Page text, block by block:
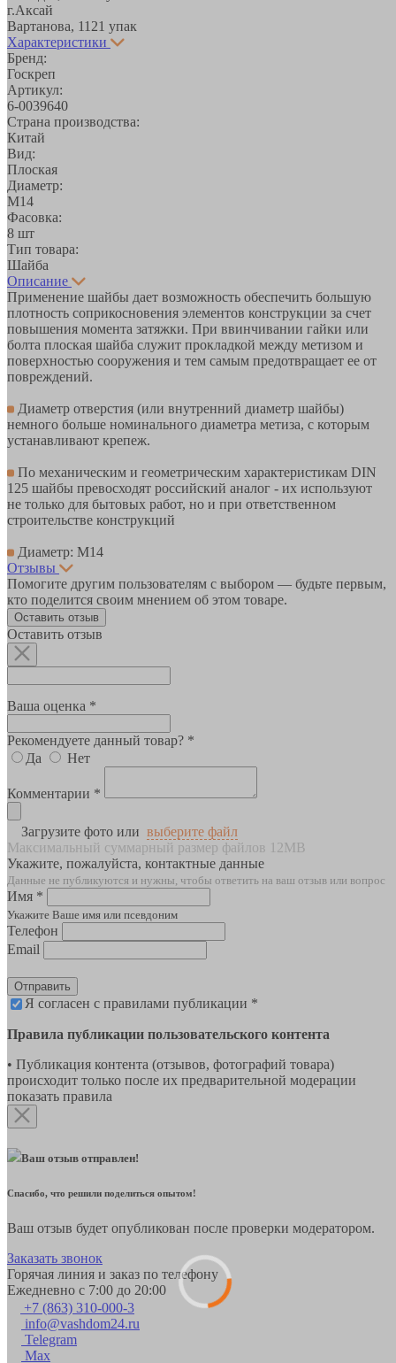
г.Аксай
Вартанова, 11 21 упак
Характеристики
Бренд:
Госкреп
Артикул:
6-0039640
Страна производства:
Китай
Вид:
Плоская
Диаметр:
М14
Фасовка:
8 шт
Тип товара:
Шайба
Описание
Применение шайбы дает возможность обеспечить большую
плотность соприкосновения элементов конструкции за счет
повышения момента затяжки. При ввинчивании гайки или
болта плоская шайба служит прокладкой между метизом и
поверхностью сооружения и тем самым предотвращает ее от
повреждений.
Диаметр отверстия (или внутренний диаметр шайбы)
немного больше номинального диаметра метиза, с которым
устанавливают крепеж.
По механическим и геометрическим характеристикам DIN
125 шайбы превосходят российский аналог - их используют
не только для бытовых работ, но и при ответственном
строительстве конструкций
Диаметр: М14
Отзывы
Помогите другим пользователям с выбором — будьте первым,
кто поделится своим мнением об этом товаре.
Оставить отзыв
Оставить отзыв
Ваша оценка *
Рекомендуете данный товар? *
Да
Нет
Комментарии *
Загрузите фото или выберите файл
Максимальный суммарный размер файлов 12MB
Укажите, пожалуйста, контактные данные
Данные не публикуются и нужны, чтобы ответить на ваш отзыв или вопрос
Имя *
Укажите Ваше имя или псевдоним
Телефон
Email
Отправить
Я согласен с правилами публикации *
Правила публикации пользовательского контента
• Публикация контента (отзывов, фотографий товара)
происходит только после их предварительной модерации
показать правила
Ваш отзыв отправлен!
Спасибо, что решили поделиться опытом!
Ваш отзыв будет опубликован после проверки модератором.
Заказать звонок
Горячая линия и заказ по телефону
Ежедневно с 7:00 до 20:00
+7 (863) 310-000-3
info@vashdom24.ru
Telegram
Max